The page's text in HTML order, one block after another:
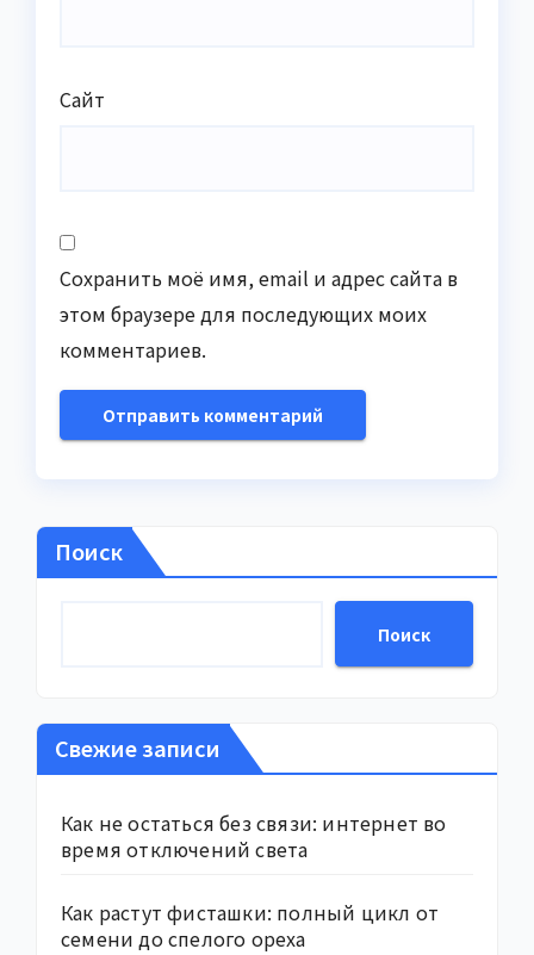
Сайт
Сохранить моё имя, email и адрес сайта в
этом браузере для последующих моих
комментариев.
Поиск
Поиск
Свежие записи
Как не остаться без связи: интернет во
время отключений света
Как растут фисташки: полный цикл от
семени до спелого ореха